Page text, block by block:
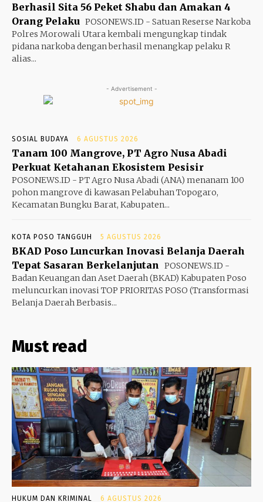
Berhasil Sita 56 Peket Shabu dan Amakan 4
Orang Pelaku POSONEWS.ID - Satuan Reserse Narkoba
Polres Morowali Utara kembali mengungkap tindak
pidana narkoba dengan berhasil menangkap pelaku R
alias...
- Advertisement -
SOSIAL BUDAYA 6 AGUSTUS 2026
Tanam 100 Mangrove, PT Agro Nusa Abadi
Perkuat Ketahanan Ekosistem Pesisir
POSONEWS.ID - PT Agro Nusa Abadi (ANA) menanam 100
pohon mangrove di kawasan Pelabuhan Topogaro,
Kecamatan Bungku Barat, Kabupaten...
KOTA POSO TANGGUH 5 AGUSTUS 2026
BKAD Poso Luncurkan Inovasi Belanja Daerah
Tepat Sasaran Berkelanjutan
POSONEWS.ID -
Badan Keuangan dan Aset Daerah (BKAD) Kabupaten Poso
meluncurkan inovasi TOP PRIORITAS POSO (Transformasi
Belanja Daerah Berbasis...
Must read
HUKUM DAN KRIMINAL 6 AGUSTUS 2026